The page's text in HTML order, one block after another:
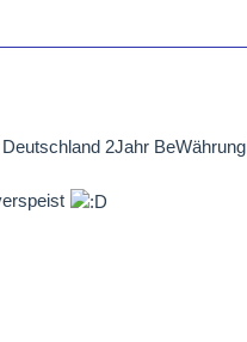
2Jahr BeWährung